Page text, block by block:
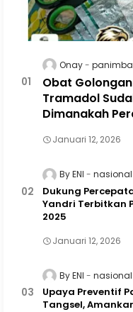
Onay
Obat
Tramadol
Dimanakah
Januari 12, 2026
By ENI nasional
Dukung
Yandri Terbitkan
2025
Januari 12, 2026
By ENI nasional
Upaya Preventif
Tangsel,